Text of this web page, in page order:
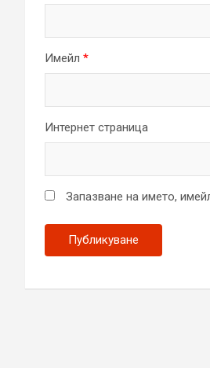
Имейл *
Интернет страница
Запазване на името,